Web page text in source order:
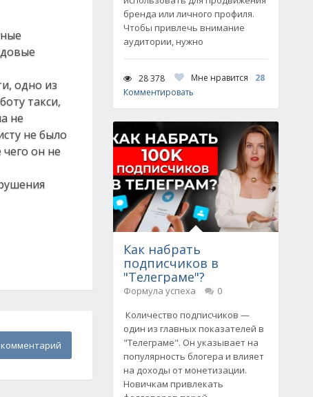
одно из
такси,
не
не было
он не
бренда или личного профиля.
Чтобы привлечь внимание
аудитории, нужно
28 378 Мне нравится
28
Комментировать
Как набрать
подписчиков в
"Телеграме"?
Формула успеха
0
Количество подписчиков —
один из главных показателей в
"Телеграме". Он указывает на
популярность блогера и влияет
на доходы от монетизации.
Новичкам привлекать